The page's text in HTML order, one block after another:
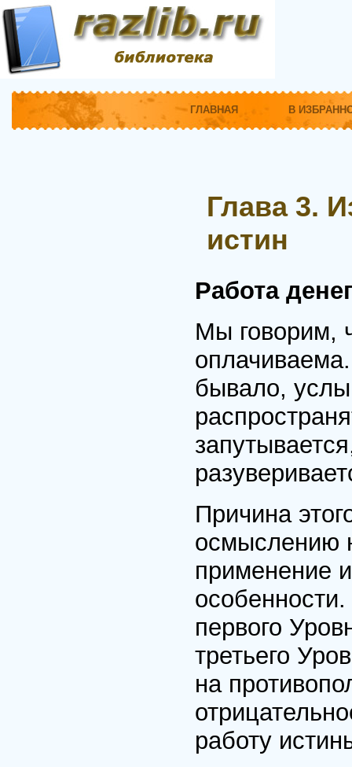
ГЛАВНАЯ В
Глава 3.
истин
Работа
Мы говорим,
бывало,
Причина
осмыслению
применение
первого
третьего
на
работу